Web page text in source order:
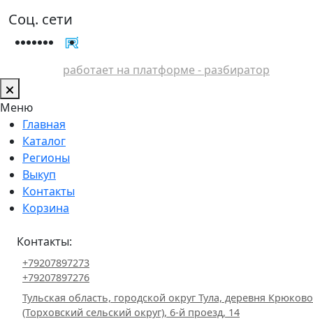
Соц. сети
работает на платформе - разбиратор
Меню
Главная
Каталог
Регионы
Выкуп
Контакты
Корзина
Контакты:
+79207897273
+79207897276
Тульская область, городской округ Тула, деревня Крюково
(Торховский сельский округ), 6-й проезд, 14